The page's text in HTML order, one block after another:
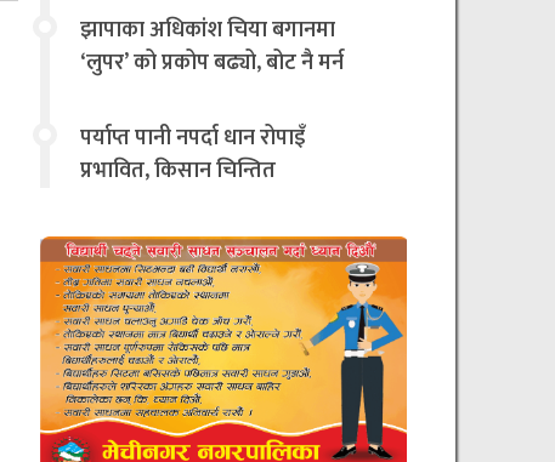
झापाका अधिकांश चिया बगानमा
‘लुपर’ को प्रकोप बढ्यो, बोट नै मर्न
चिन्तित
पर्याप्त पानी नपर्दा धान रोपाइँ
प्रभावित, किसान चिन्तित